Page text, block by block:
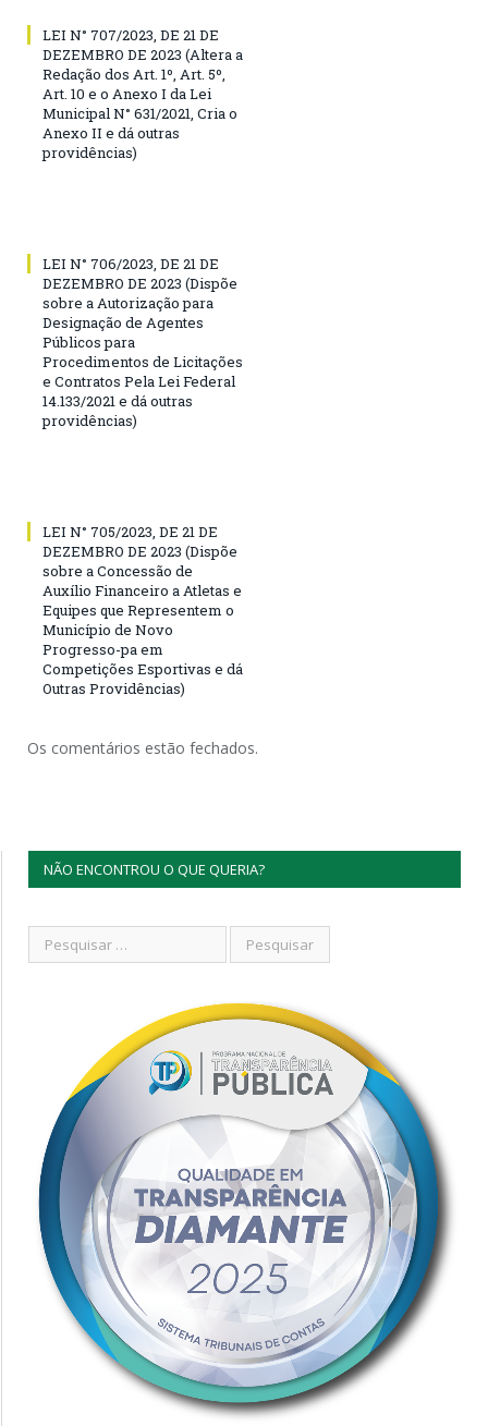
LEI N° 707/2023, DE 21 DE
DEZEMBRO DE 2023 (Altera a
Redação dos Art. 1º, Art. 5º,
Art. 10 e o Anexo I da Lei
Municipal N° 631/2021, Cria o
Anexo II e dá outras
providências)
LEI N° 706/2023, DE 21 DE
DEZEMBRO DE 2023 (Dispõe
sobre a Autorização para
Designação de Agentes
Públicos para
Procedimentos de Licitações
e Contratos Pela Lei Federal
14.133/2021 e dá outras
providências)
LEI N° 705/2023, DE 21 DE
DEZEMBRO DE 2023 (Dispõe
sobre a Concessão de
Auxílio Financeiro a Atletas e
Equipes que Representem o
Município de Novo
Progresso-pa em
Competições Esportivas e dá
Outras Providências)
Os comentários estão fechados.
NÃO ENCONTROU O QUE QUERIA?